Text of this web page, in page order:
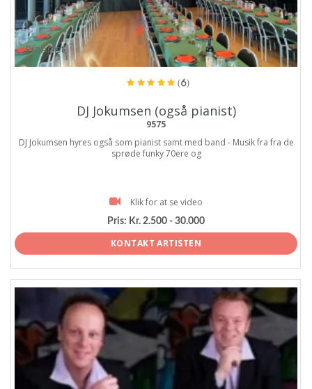
ProArtist
(6)
DJ Jokumsen (også pianist)
9575
DJ Jokumsen hyres også som pianist samt med band - Musik fra fra de
sprøde funky 70ere og
Klik for at se video
Pris: Kr. 2.500 - 30.000
KONTAKT ARTISTEN